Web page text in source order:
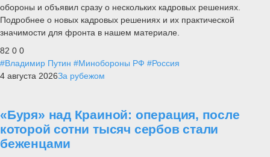
обороны и объявил сразу о нескольких кадровых решениях.
Подробнее о новых кадровых решениях и их практической
значимости для фронта в нашем материале.
82 0 0
#Владимир Путин #Минобороны РФ #Россия
4 августа 2026За рубежом
«Буря» над Краиной: операция, после
которой сотни тысяч сербов стали
беженцами